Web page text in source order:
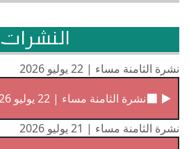
النشرات
نشرة الثامنة مساء | 22 يوليو 2026
نشرة الثامنة مساء | 22 يوليو 2026
نشرة الثامنة مساء | 21 يوليو 2026